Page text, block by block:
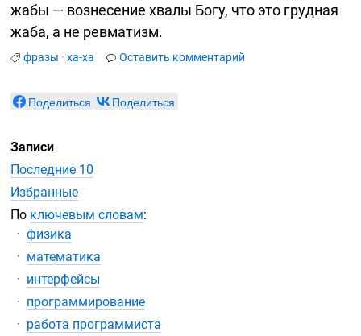
жабы — вознесение хвалы Богу, что это грудная
жаба, а не ревматизм.
фразы ·ха-ха Оставить комментарий
Поделиться Поделиться
Записи
Последние 10
Избранные
По ключевым словам:
физика
математика
интерфейсы
программирование
работа программиста